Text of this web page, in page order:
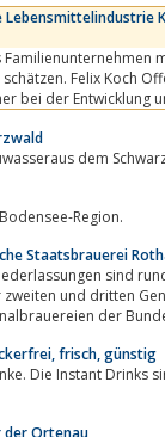
Felix Koch
bei der Entwicklung
dem
Region.
Staatsbrauerei
sind
der
frisch, günstig
Die Instant Drinks
der Ortenau